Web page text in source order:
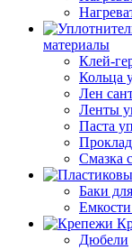
материалы
Клей-
Кольца
Лен
Ленты
Паста
Смазка
Баки
Дюбели